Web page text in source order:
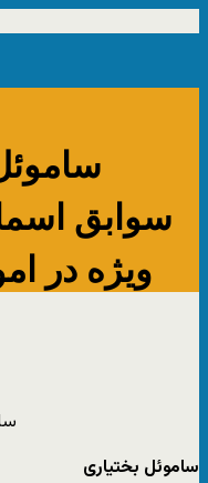
سوابق
ویژه‌ در
ساموئل بختیاری